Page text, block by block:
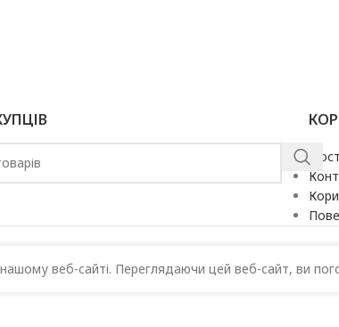
веб-сайті. Переглядаючи цей веб-сайт, ви